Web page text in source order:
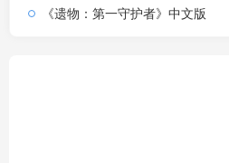
《遗物：第一守护者》中文版